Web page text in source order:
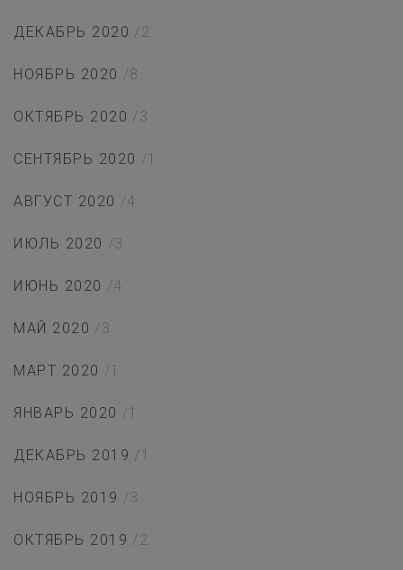
ДЕКАБРЬ 2020 /2
НОЯБРЬ 2020 /8
ОКТЯБРЬ 2020 /3
СЕНТЯБРЬ 2020 /1
АВГУСТ 2020 /4
ИЮЛЬ 2020 /3
ИЮНЬ 2020 /4
МАЙ 2020 /3
МАРТ 2020 /1
ЯНВАРЬ 2020 /1
ДЕКАБРЬ 2019 /1
НОЯБРЬ 2019 /3
ОКТЯБРЬ 2019 /2